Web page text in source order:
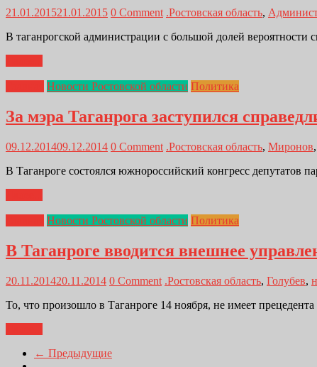
21.01.201521.01.2015 0 Comment .Ростовская область,
В таганрогской администрации с большой долей вероятности
Новости Ростовской области Политика
За мэра Таганрога заступился
09.12.201409.12.2014 0 Comment .Ростовская область, Миронов,
В Таганроге состоялся южнороссийский конгресс депутатов
Новости Ростовской области Политика
В Таганроге вводится внешнее
20.11.201420.11.2014 0 Comment .Ростовская область, Голубев,
То, что произошло в Таганроге 14 ноября, не имеет
← Предыдущие